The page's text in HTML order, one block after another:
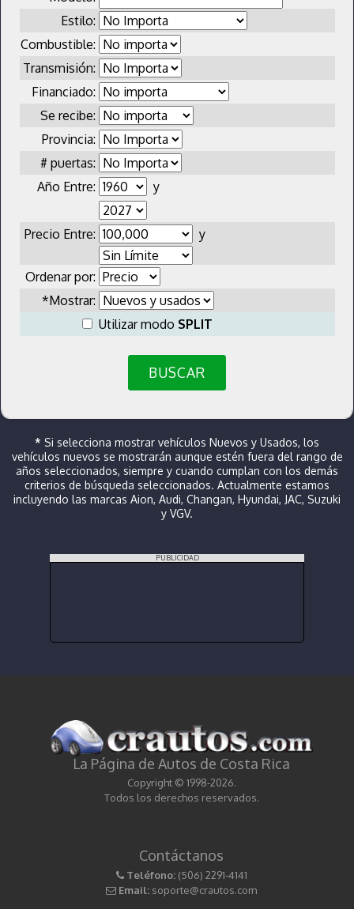
Estilo:
Combustible:
Transmisión:
Financiado:
Se recibe:
Provincia:
# puertas:
Año Entre:
y
Precio Entre: y
Ordenar por:
*Mostrar:
Utilizar modo SPLIT
BUSCAR
* Si selecciona mostrar vehículos Nuevos y Usados, los
vehículos nuevos se mostrarán aunque estén fuera del rango de
años seleccionados, siempre y cuando cumplan con los demás
criterios de búsqueda seleccionados. Actualmente estamos
incluyendo las marcas Aion, Audi, Changan, Hyundai, JAC, Suzuki
y VGV.
PUBLICIDAD
La Página de Autos de Costa Rica
Copyright © 1998-2026.
Todos los derechos reservados.
Contáctanos
Teléfono: (506) 2291-4141
Email: soporte@crautos.com